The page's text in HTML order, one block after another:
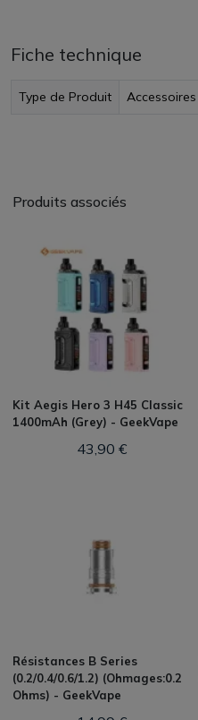
Fiche technique
Type de Produit Accessoires
Produits associés
Kit Aegis Hero 3 H45 Classic
1400mAh (Grey) - GeekVape
43,90 €
Résistances B Series
(0.2/0.4/0.6/1.2) (Ohmages:0.2
Ohms) - GeekVape